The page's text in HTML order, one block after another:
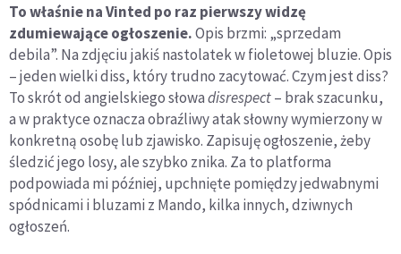
To właśnie na Vinted po raz pierwszy widzę
zdumiewające ogłoszenie.Opis brzmi: „sprzedam
debila”. Na zdjęciu jakiś nastolatek w fioletowej bluzie. Opis
– jeden wielki diss, który trudno zacytować. Czym jest diss?
To skrót od angielskiego słowadisrespect– brak szacunku,
a w praktyce oznacza obraźliwy atak słowny wymierzony w
konkretną osobę lub zjawisko. Zapisuję ogłoszenie, żeby
śledzić jego losy, ale szybko znika. Za to platforma
podpowiada mi później, upchnięte pomiędzy jedwabnymi
spódnicami i bluzami z Mando, kilka innych, dziwnych
ogłoszeń.